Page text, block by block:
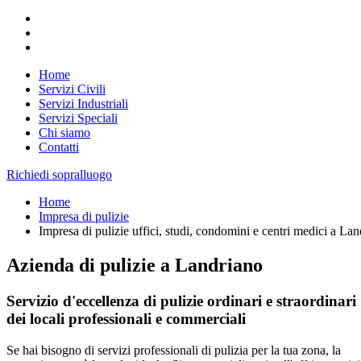
Home
Servizi Civili
Servizi Industriali
Servizi Speciali
Chi siamo
Contatti
Richiedi sopralluogo
Home
Impresa di pulizie
Impresa di pulizie uffici, studi, condomini e centri medici a
Azienda di pulizie a Landriano
Servizio d'eccellenza di pulizie ordinari e straordinari
dei locali professionali e commerciali
Se hai bisogno di servizi professionali di pulizia per la tua zona, la